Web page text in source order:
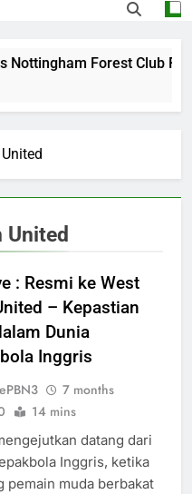
Nottingham Forest Club
United
: Resmi ke West
– Kepastian
Dunia
Inggris
7 months
14 mins
datang dari
Inggris, ketika
pemain muda berbakat